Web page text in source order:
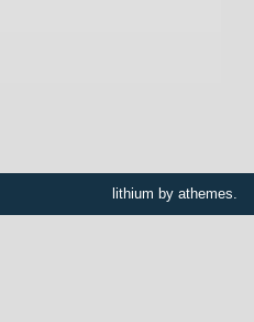
lithium by athemes.